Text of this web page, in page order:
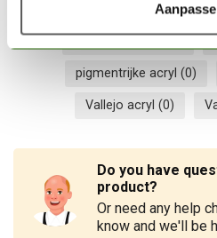
Matte zwarte afwerking(0)
pigmentrijke acryl (0)
Vallejo acryl (0)
Do you have
product?
Or need any help
know and we'll be